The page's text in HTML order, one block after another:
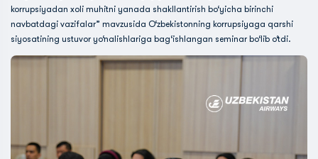
korrupsiyadan xoli muhitni yanada shakllantirish bo‘yicha birinchi
navbatdagi vazifalar” mavzusida O‘zbekistonning korrupsiyaga qarshi
siyosatining ustuvor yo‘nalishlariga bag‘ishlangan seminar bo‘lib o‘tdi.